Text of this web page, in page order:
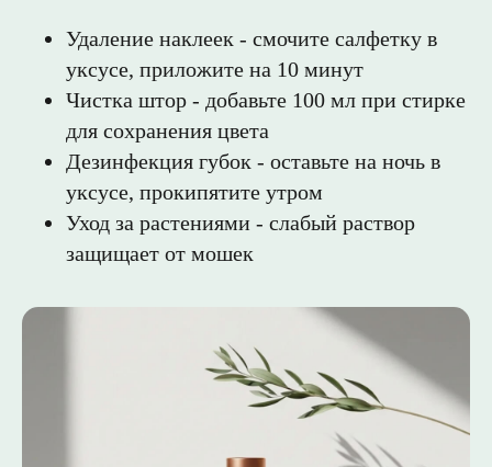
Удаление наклеек - смочите салфетку в
уксусе, приложите на 10 минут
Чистка штор - добавьте 100 мл при стирке
для сохранения цвета
Дезинфекция губок - оставьте на ночь в
уксусе, прокипятите утром
Уход за растениями - слабый раствор
защищает от мошек